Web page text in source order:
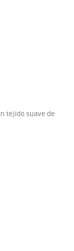
tejido suave de